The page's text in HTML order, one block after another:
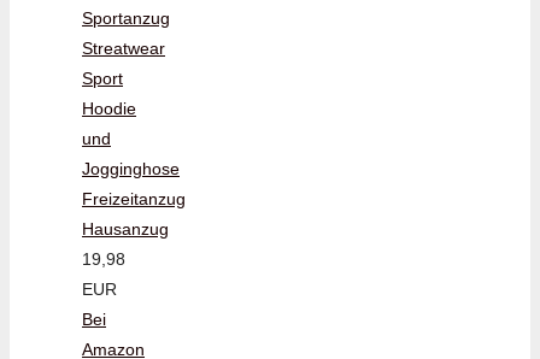
Sportanzug
Streatwear
Sport
Hoodie
und
Jogginghose
Freizeitanzug
Hausanzug
19,98
EUR
Bei
Amazon